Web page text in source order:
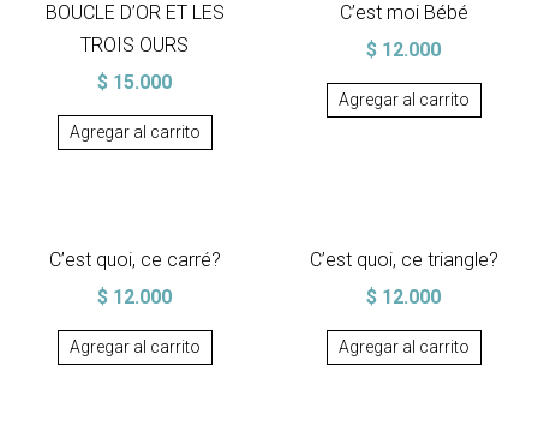
BOUCLE D’OR ET LES
TROIS OURS
$ 15.000
Agregar al carrito
C’est moi Bébé
$ 12.000
Agregar al carrito
C’est quoi, ce carré?
$ 12.000
Agregar al carrito
C’est quoi, ce triangle?
$ 12.000
Agregar al carrito